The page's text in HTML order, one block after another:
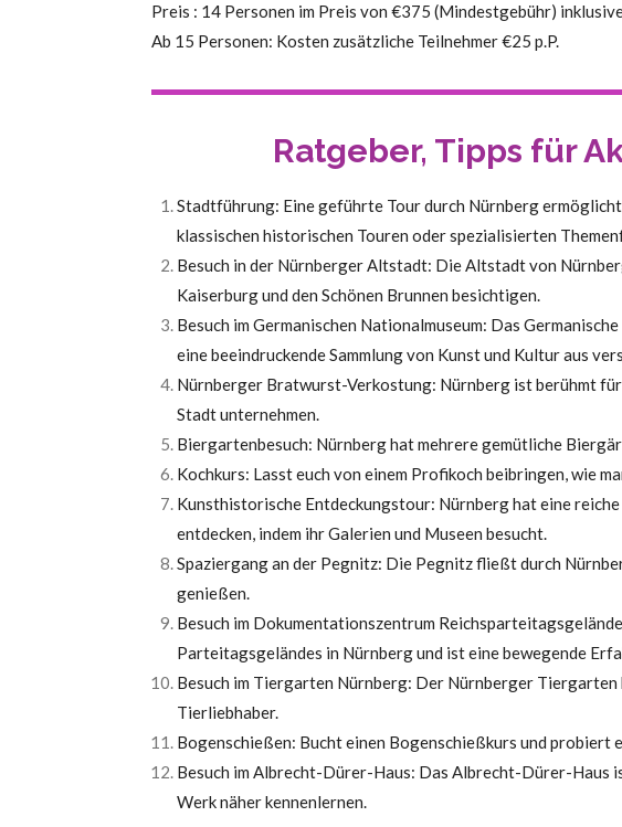
Preis : 14 Personen im Preis von €375 (Mindestgebühr)
Ab 15 Personen: Kosten zusätzliche Teilnehmer €25 p.P.
Ratgeber, Tipps für
Stadtführung: Eine geführte Tour durch Nürnberg
klassischen historischen Touren oder spezialisierten
Besuch in der Nürnberger Altstadt: Die Altstadt von
Kaiserburg und den Schönen Brunnen besichtigen.
Besuch im Germanischen Nationalmuseum: Das
eine beeindruckende Sammlung von Kunst und Kultur aus
Nürnberger Bratwurst-Verkostung: Nürnberg ist berühmt
Stadt unternehmen.
Biergartenbesuch: Nürnberg hat mehrere gemütliche
Kochkurs: Lasst euch von einem Profikoch beibringen, wie
Kunsthistorische Entdeckungstour: Nürnberg hat eine
entdecken, indem ihr Galerien und Museen besucht.
Spaziergang an der Pegnitz: Die Pegnitz fließt durch
genießen.
Besuch im Dokumentationszentrum
Parteitagsgeländes in Nürnberg und ist eine bewegende
Besuch im Tiergarten Nürnberg: Der Nürnberger
Tierliebhaber.
Bogenschießen: Bucht einen Bogenschießkurs und probiert
Besuch im Albrecht-Dürer-Haus: Das Albrecht-Dürer-Haus
Werk näher kennenlernen.